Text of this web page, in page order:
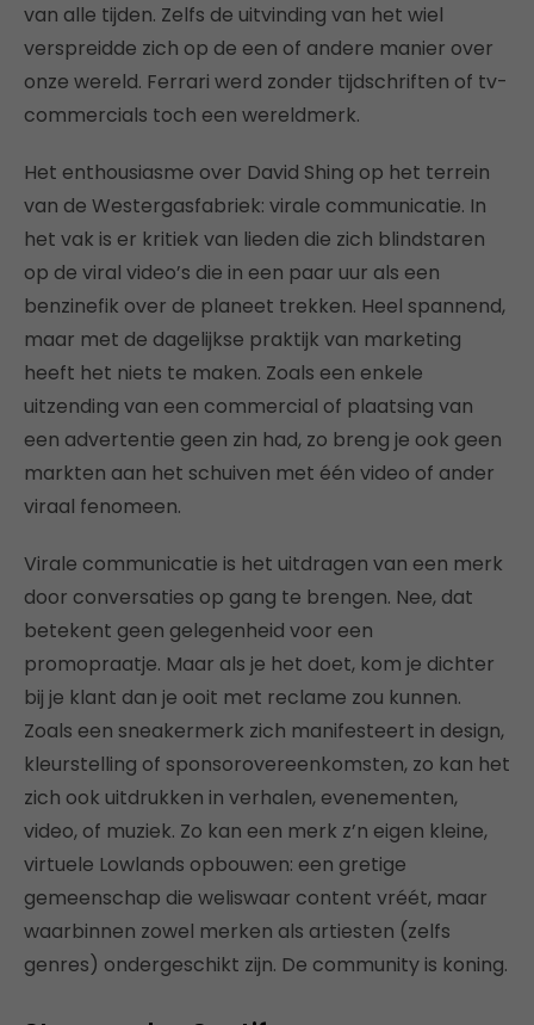
van alle tijden. Zelfs de uitvinding van het wiel
verspreidde zich op de een of andere manier over
onze wereld. Ferrari werd zonder tijdschriften of tv-
commercials toch een wereldmerk.
Het enthousiasme over David Shing op het terrein
van de Westergasfabriek: virale communicatie. In
het vak is er kritiek van lieden die zich blindstaren
op de viral video’s die in een paar uur als een
benzinefik over de planeet trekken. Heel spannend,
maar met de dagelijkse praktijk van marketing
heeft het niets te maken. Zoals een enkele
uitzending van een commercial of plaatsing van
een advertentie geen zin had, zo breng je ook geen
markten aan het schuiven met één video of ander
viraal fenomeen.
Virale communicatie is het uitdragen van een merk
door conversaties op gang te brengen. Nee, dat
betekent geen gelegenheid voor een
promopraatje. Maar als je het doet, kom je dichter
bij je klant dan je ooit met reclame zou kunnen.
Zoals een sneakermerk zich manifesteert in design,
kleurstelling of sponsorovereenkomsten, zo kan het
zich ook uitdrukken in verhalen, evenementen,
video, of muziek. Zo kan een merk z’n eigen kleine,
virtuele Lowlands opbouwen: een gretige
gemeenschap die weliswaar content vréét, maar
waarbinnen zowel merken als artiesten (zelfs
genres) ondergeschikt zijn. De community is koning.